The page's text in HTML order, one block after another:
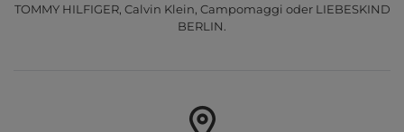
TOMMY HILFIGER, Calvin Klein, Campomaggi oder LIEBESKIND
BERLIN.